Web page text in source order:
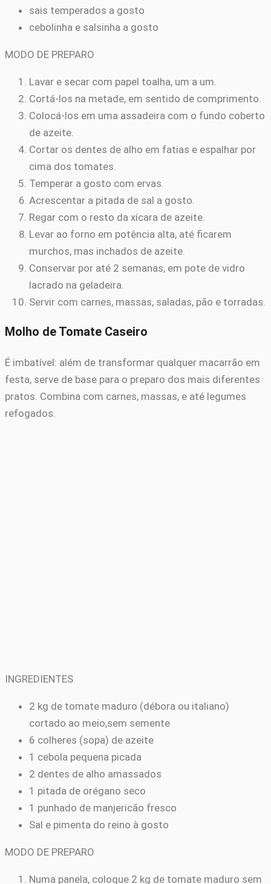
sais temperados a gosto
cebolinha e salsinha a gosto
MODO DE PREPARO
Lavar e secar com papel toalha, um a um.
Cortá-los na metade, em sentido de comprimento.
Colocá-los em uma assadeira com o fundo coberto
de azeite.
Cortar os dentes de alho em fatias e espalhar por
cima dos tomates.
Temperar a gosto com ervas.
Acrescentar a pitada de sal a gosto.
Regar com o resto da xícara de azeite.
Levar ao forno em potência alta, até ficarem
murchos, mas inchados de azeite.
Conservar por até 2 semanas, em pote de vidro
lacrado na geladeira.
Servir com carnes, massas, saladas, pão e torradas.
Molho de Tomate Caseiro
É imbatível: além de transformar qualquer macarrão em
festa, serve de base para o preparo dos mais diferentes
pratos. Combina com carnes, massas, e até legumes
refogados.
INGREDIENTES
2 kg de tomate maduro (débora ou italiano)
cortado ao meio,sem semente
6 colheres (sopa) de azeite
1 cebola pequena picada
2 dentes de alho amassados
1 pitada de orégano seco
1 punhado de manjericão fresco
Sal e pimenta do reino à gosto
MODO DE PREPARO
Numa panela, coloque 2 kg de tomate maduro sem